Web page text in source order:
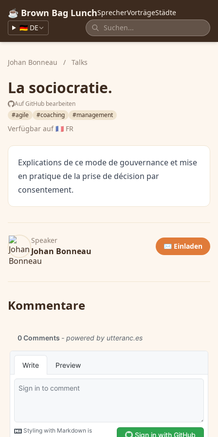
☕ Brown Bag LunchSprecherVorträgeStädte
🇩🇪 DE
Johan Bonneau / Talks
La sociocratie.
Auf GitHub bearbeiten
#agile
#coaching #management
Verfügbar auf🇫🇷 FR
Explications de ce mode de gouvernance et mise
en pratique de la prise de décision par
consentement.
Speaker
Johan Bonneau ✉️ Einladen
Kommentare